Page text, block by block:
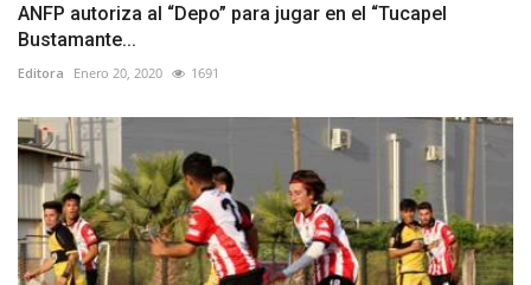
ANFP autoriza al “Depo” para jugar en el “Tucapel
Bustamante...
Editora Enero 20, 2020 1691